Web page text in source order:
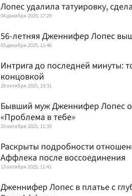
Лопес удалила татуировку,
04 декабря 2025, 17:29
56-летняя Дженнифер Лопес
03 декабря 2025, 11:46
Интрига до последней минуты:
концовкой
28 октября 2025, 19:31
Бывший муж Дженнифер Лопес
«Проблема в тебе»
20 октября 2025, 11:39
Раскрыты подробности
Аффлека после воссоединения
13 октября 2025, 11:41
Дженнифер Лопес в платье с